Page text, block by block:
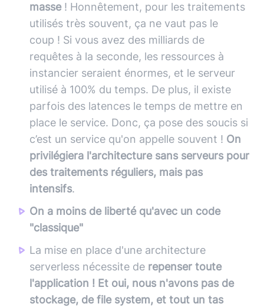
masse! Honnêtement, pour les traitements
utilisés très souvent, ça ne vaut pas le
coup ! Si vous avez des milliards de
requêtes à la seconde, les ressources à
instancier seraient énormes, et le serveur
utilisé à 100% du temps. De plus, il existe
parfois des latences le temps de mettre en
place le service. Donc, ça pose des soucis si
c’est un service qu'on appelle souvent ! On
privilégiera l'architecture sans serveurs pour
des traitements réguliers, mais pas
intensifs.
On a moins de liberté qu'avec un code
"classique"
La mise en place d'une architecture
serverless nécessite de repenser toute
l'application ! Et oui, nous n'avons pas de
stockage, de file system, et tout un tas